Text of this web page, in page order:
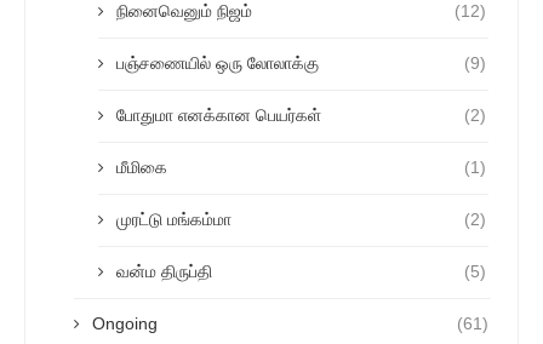
நினைவெனும் நிஜம் (12)
பஞ்சணையில் ஒரு லோலாக்கு (9)
போதுமா எனக்கான பெயர்கள் (2)
மீமிகை (1)
முரட்டு மங்கம்மா (2)
வன்ம திருப்தி (5)
Ongoing (61)